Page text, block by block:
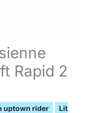
Rapid 2
uptown rider
Lit